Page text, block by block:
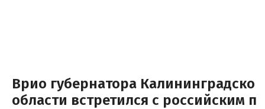
Врио губернатора Калининградской
области встретился с российским